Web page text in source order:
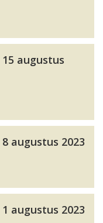
augustus
augustus 2023
augustus 2023